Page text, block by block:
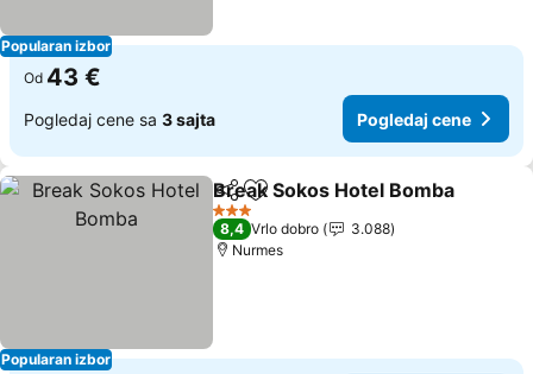
Popularan izbor
Od 43 €
Pogledaj cene sa 3 sajta Pogledaj cene
Popularan izbor
Deli Dodati u favorite
Break Sokos Hotel Bomba
3 Zvezdice
8,4 Vrlo dobro
3.088
Nurmes